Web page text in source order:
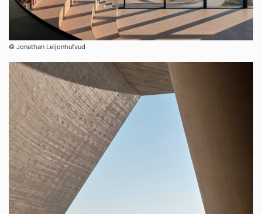
© Jonathan Leijonhufvud